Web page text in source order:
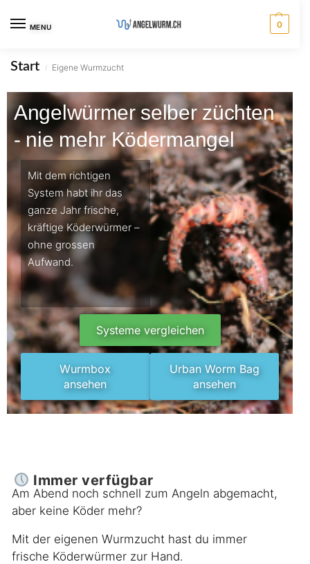
MENU 0
Start / Eigene Wurmzucht
Angelwürmer selber züchten
- nie mehr Ködermangel
Mit dem richtigen
System habt ihr das
ganze Jahr frische,
kräftige Köderwürmer –
ohne grossen
Aufwand.
Systeme vergleichen
Wurmbox
ansehen
Urban Worm Bag
ansehen
Immer verfügbar
Am Abend noch schnell zum Angeln abgemacht,
aber keine Köder mehr?
Mit der eigenen Wurmzucht hast du immer
frische Köderwürmer zur Hand.